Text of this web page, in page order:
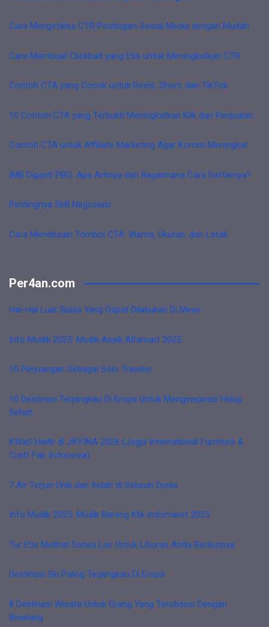
Cara Mengetahui CTR Postingan Sosial Media dengan Mudah
Cara Membuat Clickbait yang Etis untuk Meningkatkan CTR
Contoh CTA yang Cocok untuk Reels, Short, dan TikTok
10 Contoh CTA yang Terbukti Meningkatkan Klik dan Penjualan
Contoh CTA untuk Affiliate Marketing Agar Komisi Meningkat
IMB Diganti PBG: Apa Artinya dan Bagaimana Cara Daftarnya?
Pentingnya Skill Negosiasi
Cara Mendesain Tombol CTA: Warna, Ukuran, dan Letak
Per4an.com
Hal-Hal Luar Biasa Yang Dapat Dilakukan Di Mesir
Info Mudik 2025: Mudik Asyik Alfamart 2025
10 Perjuangan Sebagai Solo Traveler
10 Destinasi Terjangkau Di Eropa Untuk Menginspirasi Hidup
Sehat
KWaS Hadir di JIFFINA 2026 (Jogja International Furniture &
Craft Fair Indonesia)
7 Air Terjun Unik dan Indah di Seluruh Dunia
Info Mudik 2025: Mudik Bareng Klik Indomaret 2025
Tur Etis Melihat Satwa Liar Untuk Liburan Anda Berikutnya
Destinasi Ski Paling Terjangkau Di Eropa
8 Destinasi Wisata Untuk Orang Yang Terobsesi Dengan
Binatang